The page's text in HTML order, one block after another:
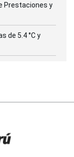
Prestaciones y
de 5.4 °C y